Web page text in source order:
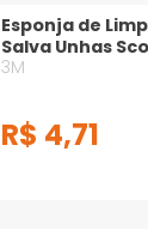
Esponja de
Salva Unhas
3M
R$ 4,71